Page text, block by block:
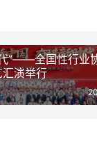
”——全国性行业
演举行